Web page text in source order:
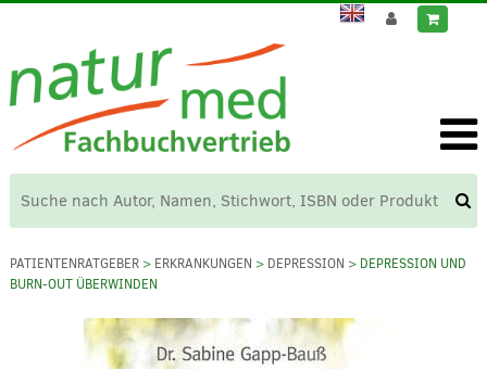
PATIENTENRATGEBER> ERKRANKUNGEN > DEPRESSION > DEPRESSION UND
BURN-OUT ÜBERWINDEN